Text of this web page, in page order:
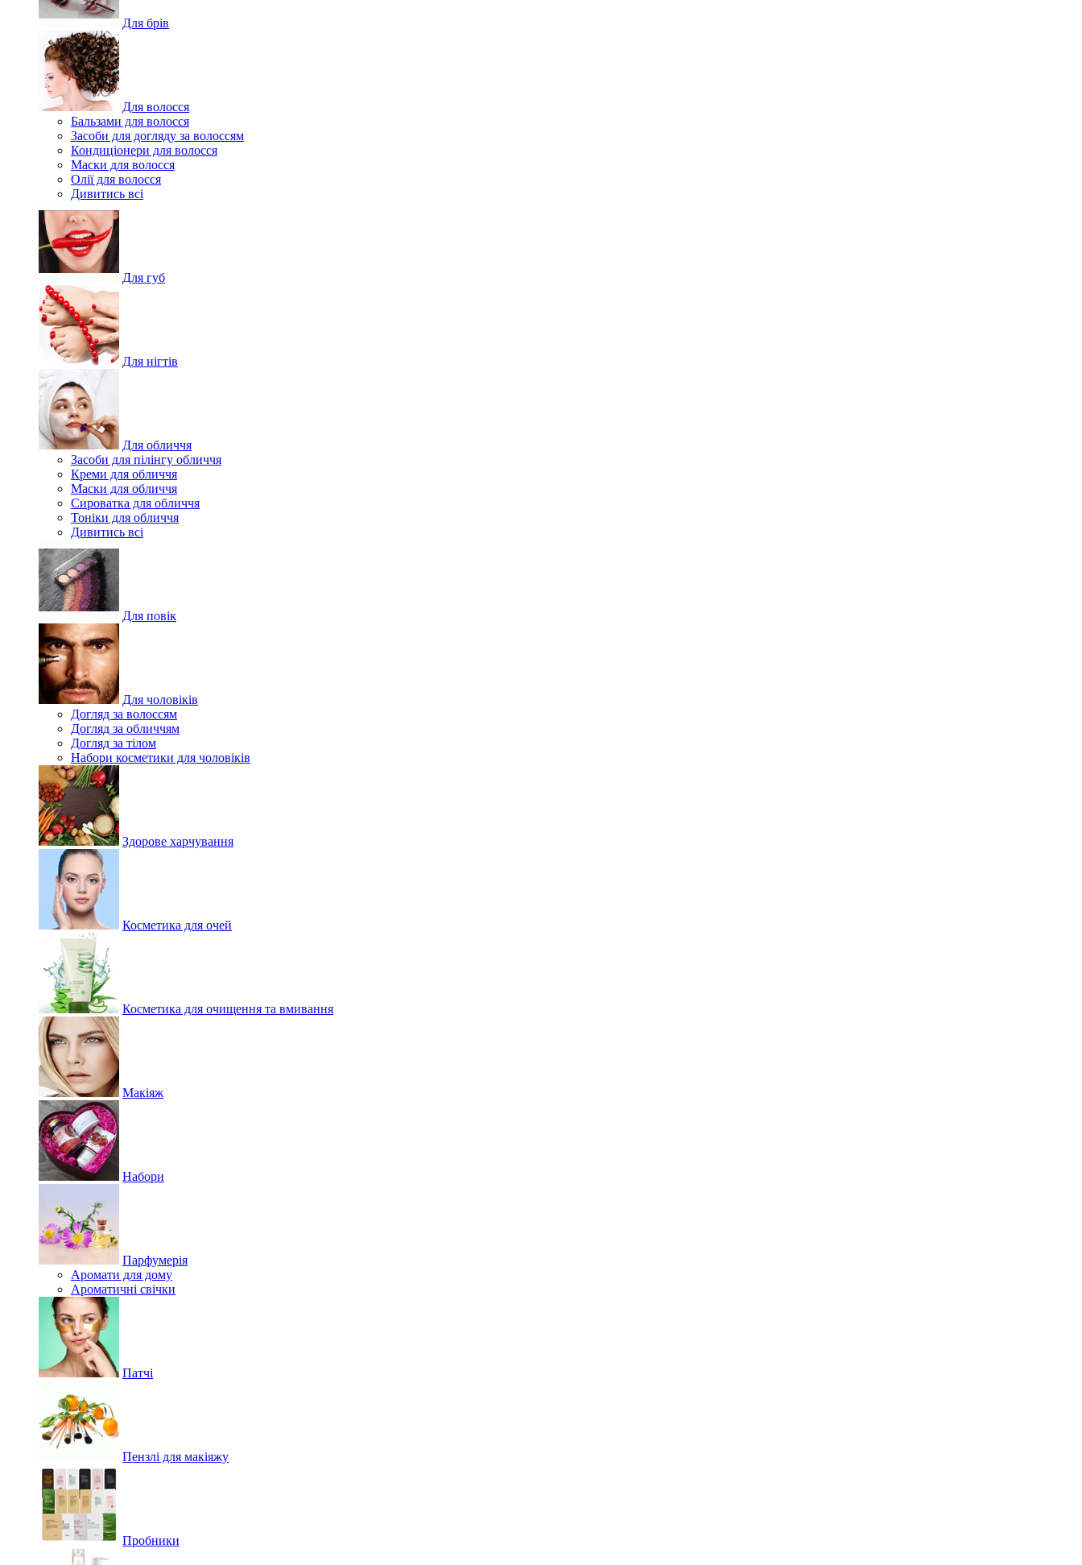
Для брів
Для волосся
Бальзами для волосся
Засоби для догляду за волоссям
Кондиціонери для волосся
Маски для волосся
Олії для волосся
Дивитись всі
Для губ
Для нігтів
Для обличчя
Засоби для пілінгу обличчя
Креми для обличчя
Маски для обличчя
Сироватка для обличчя
Тоніки для обличчя
Дивитись всі
Для повік
Для чоловіків
Догляд за волоссям
Догляд за обличчям
Догляд за тілом
Набори косметики для чоловіків
Здорове харчування
Косметика для очей
Косметика для очищення та вмивання
Макіяж
Набори
Парфумерія
Аромати для дому
Ароматичні свічки
Патчі
Пензлі для макіяжу
Пробники